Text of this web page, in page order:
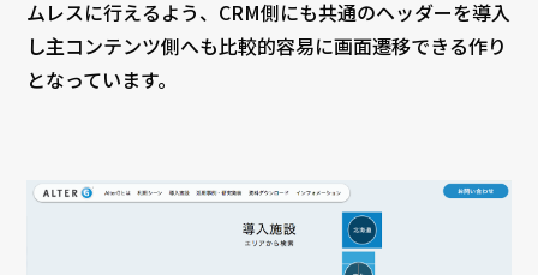
ムレスに行えるよう、CRM側にも共通のヘッダーを導入
し主コンテンツ側へも比較的容易に画面遷移できる作り
となっています。